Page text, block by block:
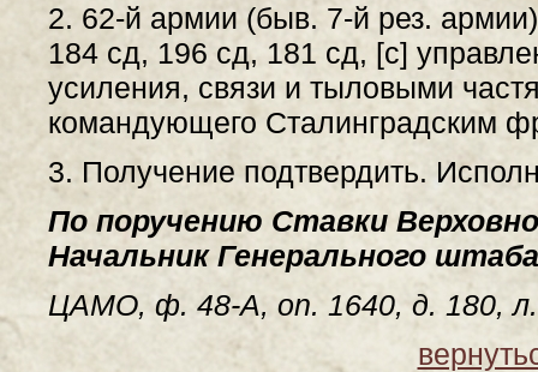
2. 62-й армии (быв. 7-й рез.
184 сд, 196 сд, 181 сд, [с]
усиления, связи и тыловыми
командующего Сталинградским
3. Получение подтвердить.
По поручению Ставки
Начальник Генерального
ЦАМО, ф. 48-А, on. 1640, д. 180,